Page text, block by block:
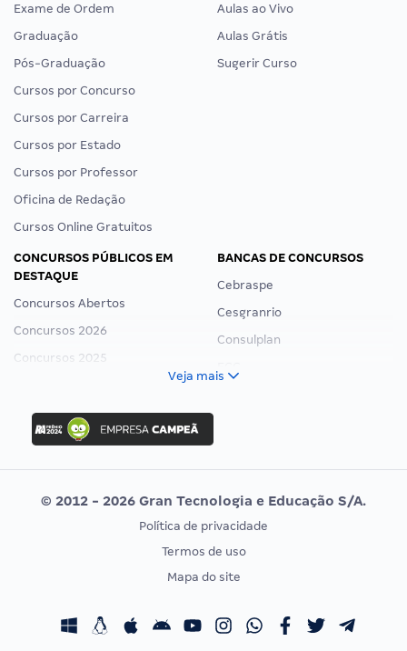
Exame de Ordem
Graduação
Pós-Graduação
Cursos por Concurso
Cursos por Carreira
Cursos por Estado
Cursos por Professor
Oficina de Redação
Cursos Online Gratuitos
Aulas ao Vivo
Aulas Grátis
Sugerir Curso
CONCURSOS PÚBLICOS EM
DESTAQUE
Concursos Abertos
Concursos 2026
Concursos 2025
Concurso Ibama
Concurso MPU
Editais publicados
BANCAS DE CONCURSOS
Cebraspe
Cesgranrio
Consulplan
Vunesp
CONCURSOS POR PROFISSÃO
Concursos Fiscais
EXAME DE ORDEM
Calendário OAB
Veja mais
© 2012 - 2026 Gran Tecnologia e Educação S/A.
Política de privacidade
Termos de uso
Mapa do site